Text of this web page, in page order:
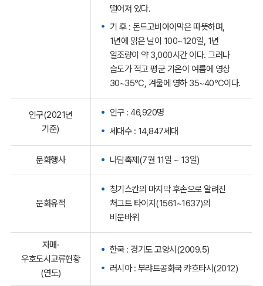
떨어져 있다.
기 후 : 돈드고비아이막은 따뜻하며,
1년에 맑은 날이 100~120일, 1년
일조량이 약 3,000시간 이다. 그러나
습도가 적고 평균 기온이 여름에 영상
30~35℃, 겨울에 영하 35~40℃이다.
인구(2021년
기준)
인구 : 46,920명
세대수 : 14,847세대
문화행사 나담축제(7월 11일 ~ 13일)
문화유적
칭기스칸의 마지막 후손으로 알려진
처그트 타이지(1561~1637)의
비문바위
자매·
우호도시교류현황
(연도)
한국 : 경기도 고양시(2009.5)
러시아 : 부랴트공화국 캬흐타시(2012)